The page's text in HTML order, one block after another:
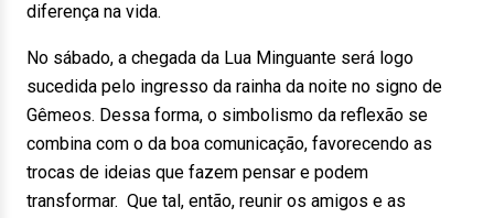
diferença na vida.
No sábado, a chegada da Lua Minguante será logo
sucedida pelo ingresso da rainha da noite no signo de
Gêmeos. Dessa forma, o simbolismo da reflexão se
combina com o da boa comunicação, favorecendo as
trocas de ideias que fazem pensar e podem
transformar. Que tal, então, reunir os amigos e as